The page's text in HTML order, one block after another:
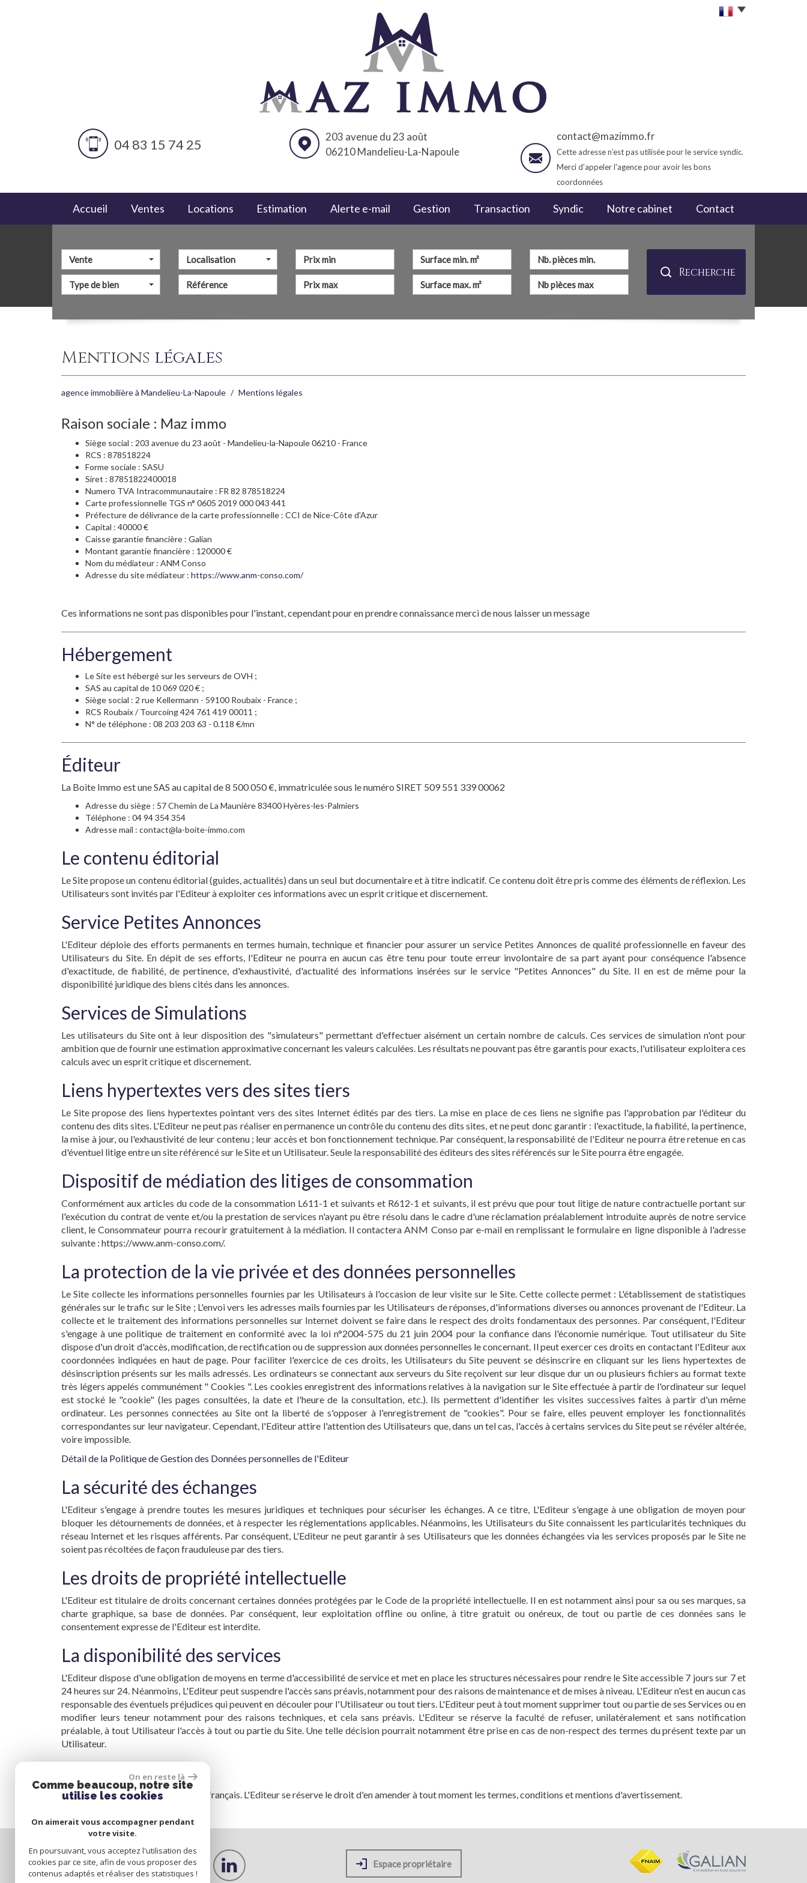
04 83 15 74 25
203 avenue du 23 août
06210 Mandelieu-La-Napoule
contact@mazimmo.fr
Cette adresse n’est pas utilisée pour le service syndic.
Merci d'appeler l'agence pour avoir les bons
coordonnées
Accueil Ventes Locations Estimation Alerte e-mail Gestion Transaction Syndic Notre cabinet Contact
Vente
Type de bien
Localisation
Recherche
mentions légales
agence immobilière à Mandelieu-La-Napoule Mentions légales
Raison sociale : Maz immo
Siège social : 203 avenue du 23 août - Mandelieu-la-Napoule 06210 - France
RCS : 878518224
Forme sociale : SASU
Siret : 87851822400018
Numero TVA Intracommunautaire : FR 82 878518224
Carte professionnelle TGS n° 0605 2019 000 043 441
Préfecture de délivrance de la carte professionnelle : CCI de Nice-Côte d'Azur
Capital : 40000 €
Caisse garantie financière : Galian
Montant garantie financière : 120000 €
Nom du médiateur : ANM Conso
Adresse du site médiateur : https://www.anm-conso.com/
Ces informations ne sont pas disponibles pour l'instant, cependant pour en prendre connaissance merci de nous laisser un message
Hébergement
Le Site est hébergé sur les serveurs de OVH ;
SAS au capital de 10 069 020 € ;
Siège social : 2 rue Kellermann - 59100 Roubaix - France ;
RCS Roubaix / Tourcoing 424 761 419 00011 ;
N° de téléphone : 08 203 203 63 - 0.118 €/mn
Éditeur
La Boite Immo est une SAS au capital de 8 500 050 €, immatriculée sous le numéro SIRET 509 551 339 00062
Adresse du siège : 57 Chemin de La Maunière 83400 Hyères-les-Palmiers
Téléphone : 04 94 354 354
Adresse mail : contact@la-boite-immo.com
Le contenu éditorial
Le Site propose un contenu éditorial (guides, actualités) dans un seul but documentaire et à titre indicatif. Ce contenu doit être pris comme des éléments de réflexion. Les
Utilisateurs sont invités par l'Editeur à exploiter ces informations avec un esprit critique et discernement.
Service Petites Annonces
L'Editeur déploie des efforts permanents en termes humain, technique et financier pour assurer un service Petites Annonces de qualité professionnelle en faveur des
Utilisateurs du Site. En dépit de ses efforts, l'Editeur ne pourra en aucun cas être tenu pour toute erreur involontaire de sa part ayant pour conséquence l'absence
d'exactitude, de fiabilité, de pertinence, d'exhaustivité, d'actualité des informations insérées sur le service "Petites Annonces" du Site. Il en est de même pour la
disponibilité juridique des biens cités dans les annonces.
Services de Simulations
Les utilisateurs du Site ont à leur disposition des "simulateurs" permettant d'effectuer aisément un certain nombre de calculs. Ces services de simulation n'ont pour
ambition que de fournir une estimation approximative concernant les valeurs calculées. Les résultats ne pouvant pas être garantis pour exacts, l'utilisateur exploitera ces
calculs avec un esprit critique et discernement.
Liens hypertextes vers des sites tiers
Le Site propose des liens hypertextes pointant vers des sites Internet édités par des tiers. La mise en place de ces liens ne signifie pas l'approbation par l'éditeur du
contenu des dits sites. L'Editeur ne peut pas réaliser en permanence un contrôle du contenu des dits sites, et ne peut donc garantir : l'exactitude, la fiabilité, la pertinence,
la mise à jour, ou l'exhaustivité de leur contenu ; leur accès et bon fonctionnement technique. Par conséquent, la responsabilité de l'Editeur ne pourra être retenue en cas
d'éventuel litige entre un site référencé sur le Site et un Utilisateur. Seule la responsabilité des éditeurs des sites référencés sur le Site pourra être engagée.
Dispositif de médiation des litiges de consommation
Conformément aux articles du code de la consommation L611-1 et suivants et R612-1 et suivants, il est prévu que pour tout litige de nature contractuelle portant sur
l'exécution du contrat de vente et/ou la prestation de services n'ayant pu être résolu dans le cadre d'une réclamation préalablement introduite auprès de notre service
client, le Consommateur pourra recourir gratuitement à la médiation. Il contactera ANM Conso par e-mail en remplissant le formulaire en ligne disponible à l'adresse
suivante : https://www.anm-conso.com/.
La protection de la vie privée et des données personnelles
Le Site collecte les informations personnelles fournies par les Utilisateurs à l'occasion de leur visite sur le Site. Cette collecte permet : L'établissement de statistiques
générales sur le trafic sur le Site ; L'envoi vers les adresses mails fournies par les Utilisateurs de réponses, d'informations diverses ou annonces provenant de l'Editeur. La
collecte et le traitement des informations personnelles sur Internet doivent se faire dans le respect des droits fondamentaux des personnes. Par conséquent, l'Editeur
s'engage à une politique de traitement en conformité avec la loi n°2004-575 du 21 juin 2004 pour la confiance dans l'économie numérique. Tout utilisateur du Site
dispose d'un droit d'accès, modification, de rectification ou de suppression aux données personnelles le concernant. Il peut exercer ces droits en contactant l'Editeur aux
coordonnées indiquées en haut de page. Pour faciliter l'exercice de ces droits, les Utilisateurs du Site peuvent se désinscrire en cliquant sur les liens hypertextes de
désinscription présents sur les mails adressés. Les ordinateurs se connectant aux serveurs du Site reçoivent sur leur disque dur un ou plusieurs fichiers au format texte
très légers appelés communément " Cookies ". Les cookies enregistrent des informations relatives à la navigation sur le Site effectuée à partir de l'ordinateur sur lequel
est stocké le "cookie" (les pages consultées, la date et l'heure de la consultation, etc.). Ils permettent d'identifier les visites successives faites à partir d'un même
ordinateur. Les personnes connectées au Site ont la liberté de s'opposer à l'enregistrement de "cookies". Pour se faire, elles peuvent employer les fonctionnalités
correspondantes sur leur navigateur. Cependant, l'Editeur attire l'attention des Utilisateurs que, dans un tel cas, l'accès à certains services du Site peut se révéler altérée,
voire impossible.
Détail de la Politique de Gestion des Données personnelles de l'Editeur
La sécurité des échanges
L'Editeur s'engage à prendre toutes les mesures juridiques et techniques pour sécuriser les échanges. A ce titre, L'Editeur s'engage à une obligation de moyen pour
bloquer les détournements de données, et à respecter les réglementations applicables. Néanmoins, les Utilisateurs du Site connaissent les particularités techniques du
réseau Internet et les risques afférents. Par conséquent, L'Editeur ne peut garantir à ses Utilisateurs que les données échangées via les services proposés par le Site ne
soient pas récoltées de façon frauduleuse par des tiers.
Les droits de propriété intellectuelle
L'Editeur est titulaire de droits concernant certaines données protégées par le Code de la propriété intellectuelle. Il en est notamment ainsi pour sa ou ses marques, sa
charte graphique, sa base de données. Par conséquent, leur exploitation offline ou online, à titre gratuit ou onéreux, de tout ou partie de ces données sans le
consentement expresse de l'Editeur est interdite.
La disponibilité des services
L'Editeur dispose d'une obligation de moyens en terme d'accessibilité de service et met en place les structures nécessaires pour rendre le Site accessible 7 jours sur 7 et
24 heures sur 24. Néanmoins, L'Editeur peut suspendre l'accès sans préavis, notamment pour des raisons de maintenance et de mises à niveau. L'Editeur n'est en aucun cas
responsable des éventuels préjudices qui peuvent en découler pour l'Utilisateur ou tout tiers. L'Editeur peut à tout moment supprimer tout ou partie de ses Services ou en
modifier leurs teneur notamment pour des raisons techniques, et cela sans préavis. L'Editeur se réserve la faculté de refuser, unilatéralement et sans notification
préalable, à tout Utilisateur l'accès à tout ou partie du Site. Une telle décision pourrait notamment être prise en cas de non-respect des termes du présent texte par un
Utilisateur.
Droit applicable
Le présent texte est soumis au droit français. L'Editeur se réserve le droit d'en amender à tout moment les termes, conditions et mentions d'avertissement.
Nous suivre sur Espace propriétaire
On en reste là
Comme beaucoup, notre site
utilise les cookies
On aimerait vous accompagner pendant
votre visite.
En poursuivant, vous acceptez l'utilisation des
cookies par ce site, afin de vous proposer des
contenus adaptés et réaliser des statistiques !